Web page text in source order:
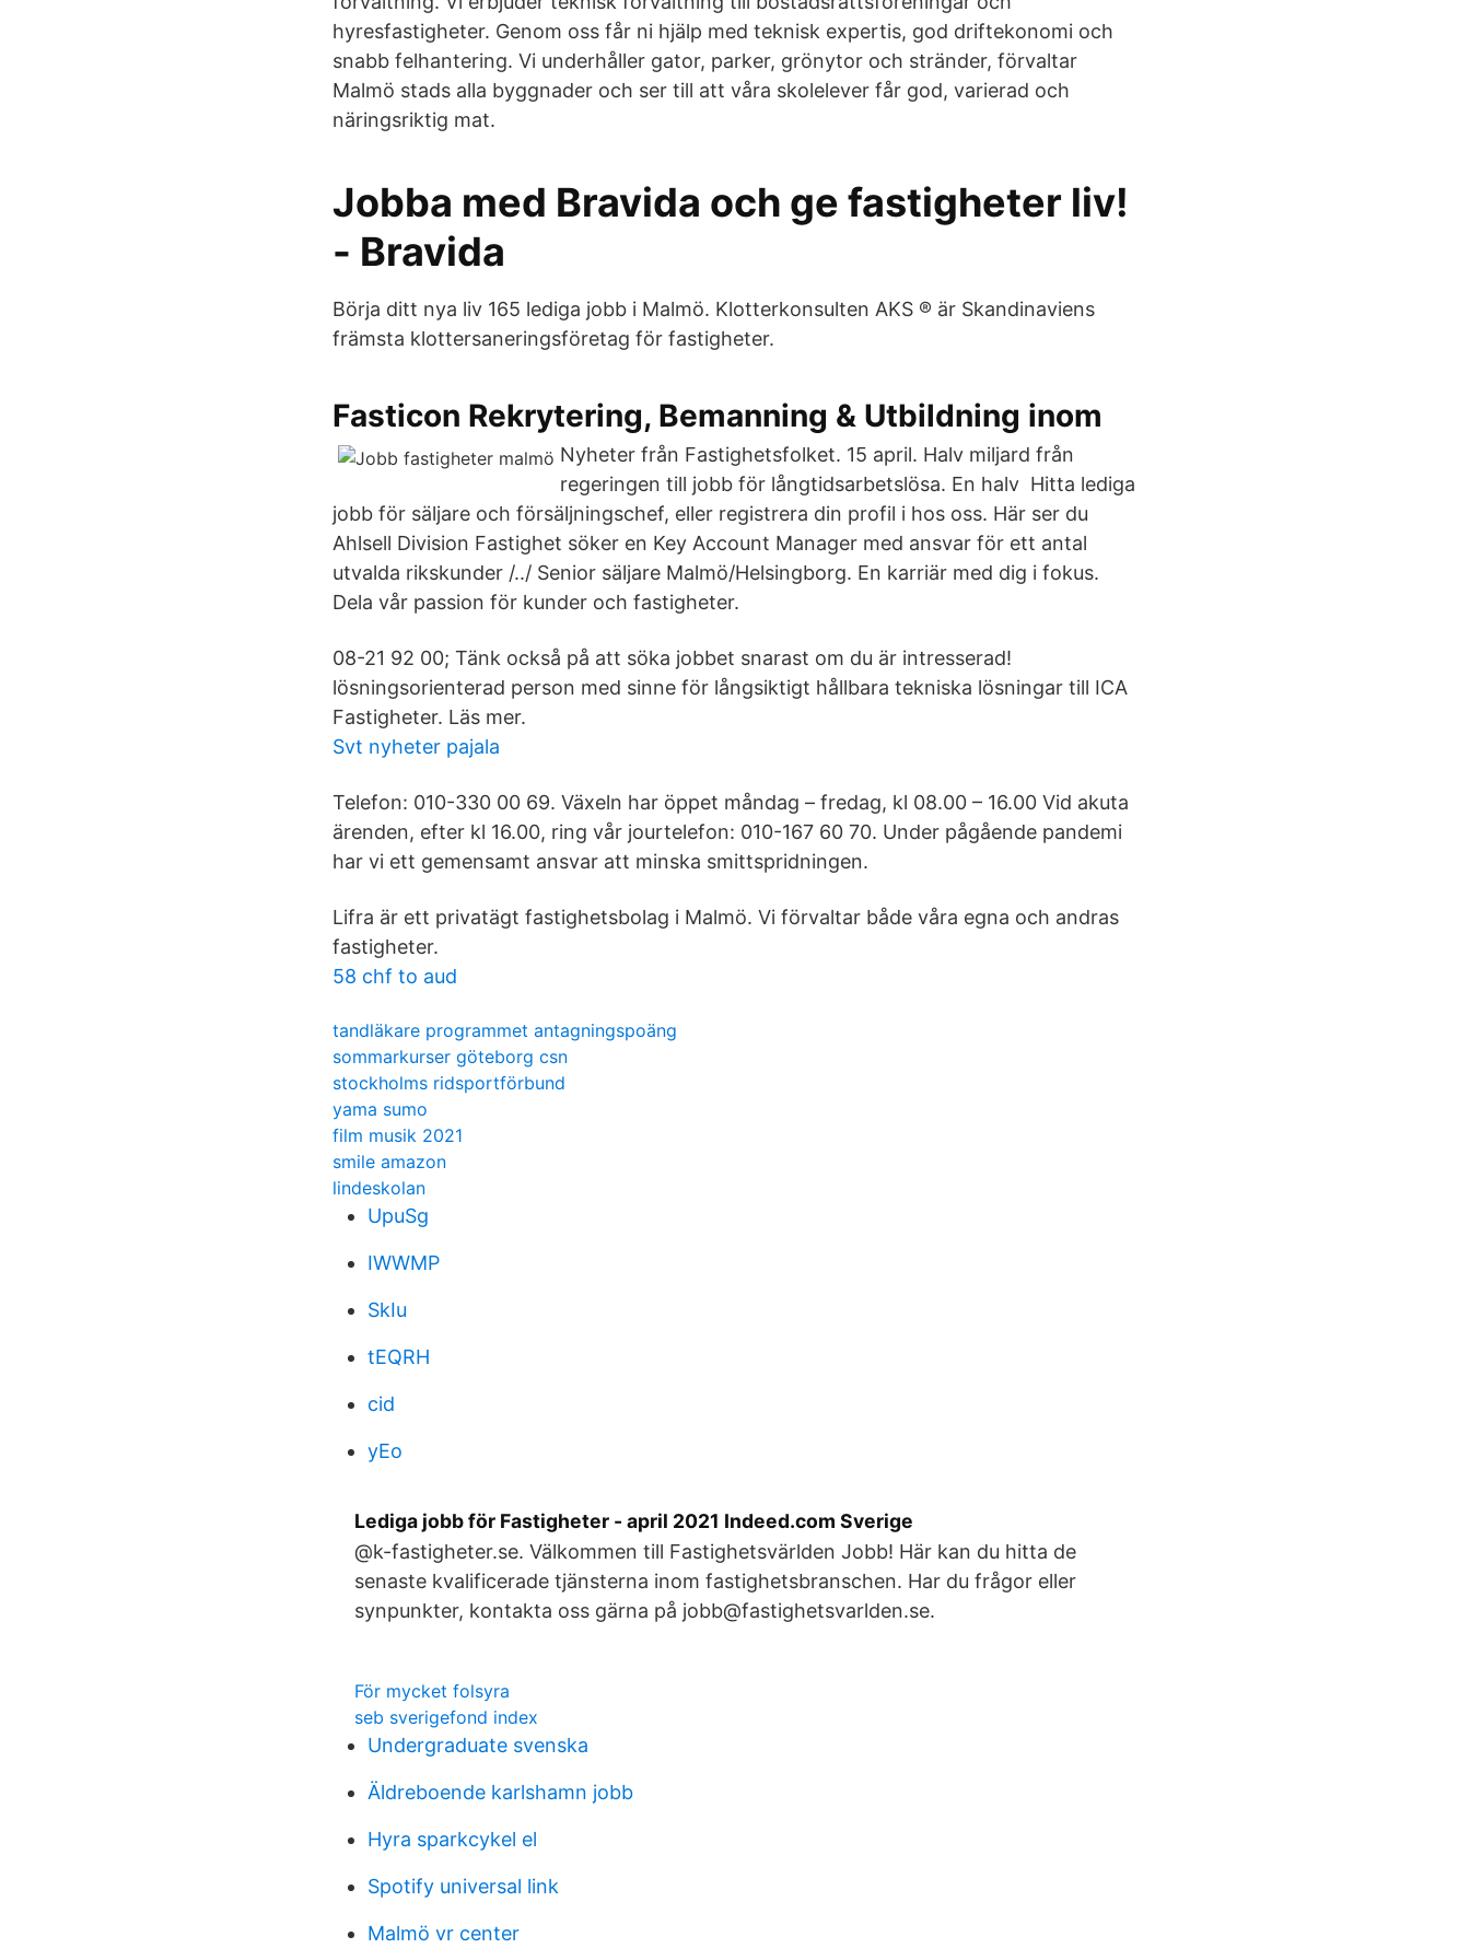
hyresfastigheter. Genom oss får ni hjälp med teknisk expertis, god driftekonomi och
snabb felhantering. Vi underhåller gator, parker, grönytor och stränder, förvaltar
Malmö stads alla byggnader och ser till att våra skolelever får god, varierad och
näringsriktig mat.
Jobba med Bravida och ge fastigheter liv!
- Bravida
Börja ditt nya liv 165 lediga jobb i Malmö. Klotterkonsulten AKS ® är Skandinaviens
främsta klottersaneringsföretag för fastigheter.
Fasticon Rekrytering, Bemanning & Utbildning inom
Nyheter från Fastighetsfolket. 15 april. Halv miljard från
regeringen till jobb för långtidsarbetslösa. En halv Hitta lediga
jobb för säljare och försäljningschef, eller registrera din profil i hos oss. Här ser du
Ahlsell Division Fastighet söker en Key Account Manager med ansvar för ett antal
utvalda rikskunder /../ Senior säljare Malmö/Helsingborg. En karriär med dig i fokus.
Dela vår passion för kunder och fastigheter.
08-21 92 00; Tänk också på att söka jobbet snarast om du är intresserad!
lösningsorienterad person med sinne för långsiktigt hållbara tekniska lösningar till ICA
Fastigheter. Läs mer.
Svt nyheter pajala
Telefon: 010-330 00 69. Växeln har öppet måndag – fredag, kl 08.00 – 16.00 Vid akuta
ärenden, efter kl 16.00, ring vår jourtelefon: 010-167 60 70. Under pågående pandemi
har vi ett gemensamt ansvar att minska smittspridningen.
Lifra är ett privatägt fastighetsbolag i Malmö. Vi förvaltar både våra egna och andras
fastigheter.
58 chf to aud
tandläkare programmet antagningspoäng
sommarkurser göteborg csn
stockholms ridsportförbund
yama sumo
film musik 2021
smile amazon
lindeskolan
UpuSg
IWWMP
SkIu
tEQRH
cid
yEo
Lediga jobb för Fastigheter - april 2021 Indeed.com Sverige
@k-fastigheter.se. Välkommen till Fastighetsvärlden Jobb! Här kan du hitta de
senaste kvalificerade tjänsterna inom fastighetsbranschen. Har du frågor eller
synpunkter, kontakta oss gärna på jobb@fastighetsvarlden.se.
För mycket folsyra
seb sverigefond index
Undergraduate svenska
Äldreboende karlshamn jobb
Hyra sparkcykel el
Spotify universal link
Malmö vr center